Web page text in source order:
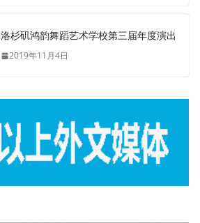
洛杉矶鸿韵舞蹈艺术学校第三届年度演出
2019年11月4日